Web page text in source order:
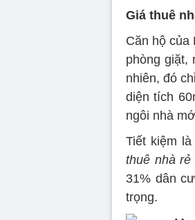
Giá thuê
Căn hộ của
phòng giặt,
nhiên, đó
diện tích
ngôi nhà
Tiết kiệm
thuê nhà rẻ
31% dân
trọng.